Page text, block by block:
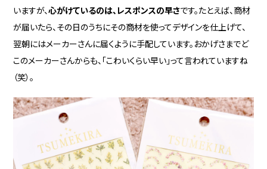
いますが、心がけているのは、レスポンスの早さです。たとえば、商材
が届いたら、その日のうちにその商材を使ってデザインを仕上げて、
翌朝にはメーカーさんに届くように手配しています。おかげさまでど
このメーカーさんからも、「こわいくらい早い」って言われていますね
（笑）。